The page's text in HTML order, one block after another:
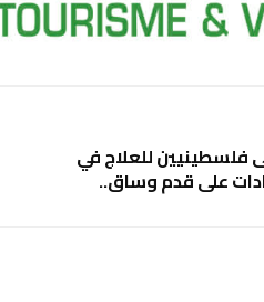
فلسطينيين للعلاج في
على قدم وساق..